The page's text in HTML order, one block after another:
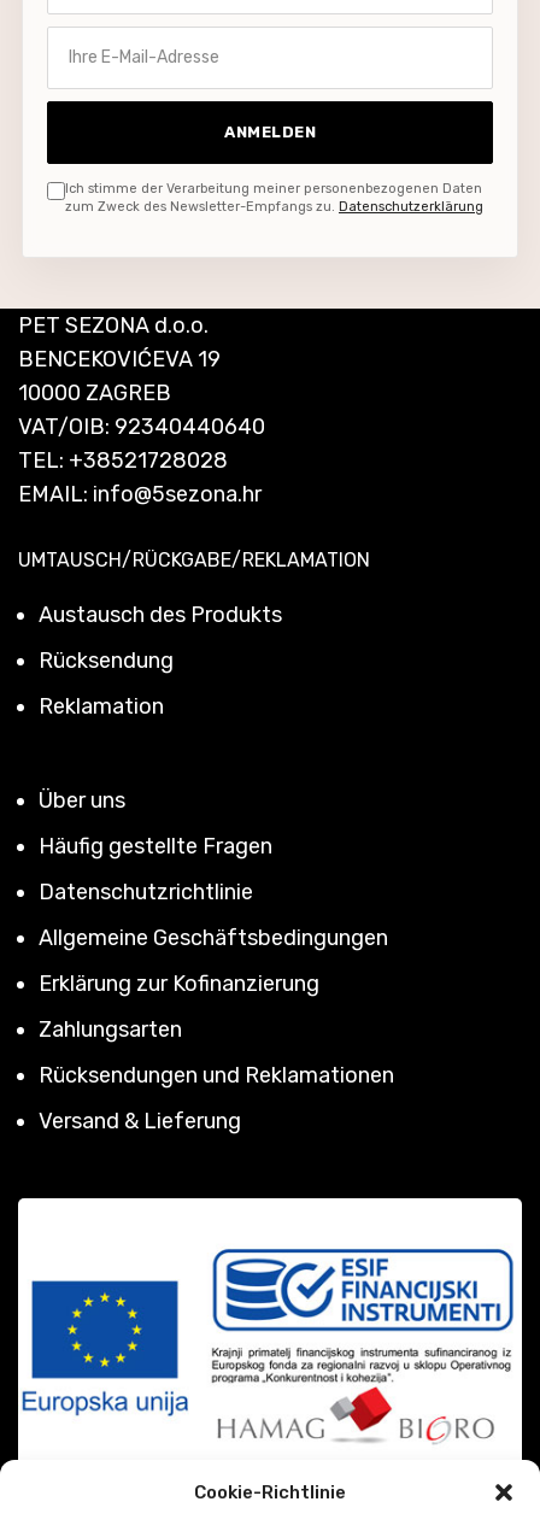
Cookie-Richtlinie
ANMELDEN
Ich stimme der Verarbeitung meiner personenbezogenen Daten
zum Zweck des Newsletter-Empfangs zu. Datenschutzerklärung
PET SEZONA d.o.o.
BENCEKOVIĆEVA 19
10000 ZAGREB
VAT/OIB: 92340440640
TEL: +38521728028
EMAIL: info@5sezona.hr
UMTAUSCH/RÜCKGABE/REKLAMATION
Austausch des Produkts
Rücksendung
Reklamation
Über uns
Häufig gestellte Fragen
Datenschutzrichtlinie
Allgemeine Geschäftsbedingungen
Erklärung zur Kofinanzierung
Zahlungsarten
Rücksendungen und Reklamationen
Versand & Lieferung